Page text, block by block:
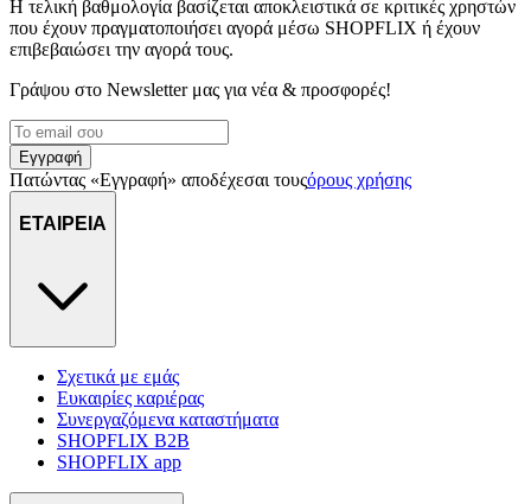
Η τελική βαθμολογία βασίζεται αποκλειστικά σε κριτικές χρηστών
που έχουν πραγματοποιήσει αγορά μέσω SHOPFLIX ή έχουν
επιβεβαιώσει την αγορά τους.
Γράψου στο Νewsletter μας για νέα & προσφορές!
Εγγραφή
Πατώντας «Εγγραφή» αποδέχεσαι τουςόρους χρήσης
ΕΤΑΙΡΕΙΑ
Σχετικά με εμάς
Ευκαιρίες καριέρας
Συνεργαζόμενα καταστήματα
SHOPFLIX B2B
SHOPFLIX app